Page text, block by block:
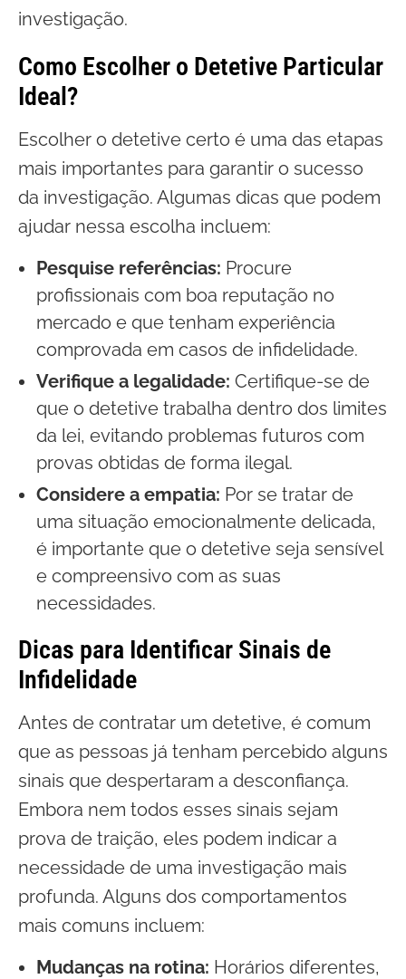
investigação.
Como Escolher o Detetive Particular
Ideal?
Escolher o detetive certo é uma das etapas
mais importantes para garantir o sucesso
da investigação. Algumas dicas que podem
ajudar nessa escolha incluem:
Pesquise referências: Procure
profissionais com boa reputação no
mercado e que tenham experiência
comprovada em casos de infidelidade.
Verifique a legalidade: Certifique-se de
que o detetive trabalha dentro dos limites
da lei, evitando problemas futuros com
provas obtidas de forma ilegal.
Considere a empatia: Por se tratar de
uma situação emocionalmente delicada,
é importante que o detetive seja sensível
e compreensivo com as suas
necessidades.
Dicas para Identificar Sinais de
Infidelidade
Antes de contratar um detetive, é comum
que as pessoas já tenham percebido alguns
sinais que despertaram a desconfiança.
Embora nem todos esses sinais sejam
prova de traição, eles podem indicar a
necessidade de uma investigação mais
profunda. Alguns dos comportamentos
mais comuns incluem:
Mudanças na rotina: Horários diferentes,